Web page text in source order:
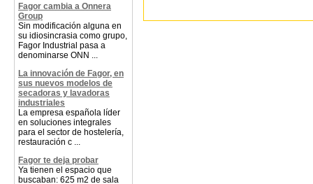
Fagor cambia a Onnera
Group
Sin modificación alguna en
su idiosincrasia como grupo,
Fagor Industrial pasa a
denominarse ONN ...
La innovación de Fagor, en
sus nuevos modelos de
secadoras y lavadoras
industriales
La empresa española líder
en soluciones integrales
para el sector de hostelería,
restauración c ...
Fagor te deja probar
Ya tienen el espacio que
buscaban: 625 m2 de sala